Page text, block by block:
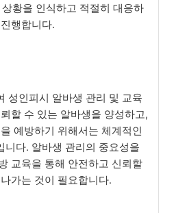
상황을 인식하고 적절히 대응하
행합니다.
성인피시 알바생 관리 및 교육
할 수 있는 알바생을 양성하고,
예방하기 위해서는 체계적인
니다. 알바생 관리의 중요성을
교육을 통해 안전하고 신뢰할
가는 것이 필요합니다.